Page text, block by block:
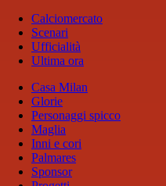
Calciomercato
Scenari
Ufficialità
Ultima ora
Casa Milan
Glorie
Personaggi spicco
Maglia
Inni e cori
Palmares
Sponsor